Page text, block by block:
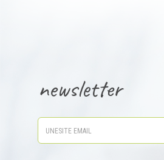
newsletter